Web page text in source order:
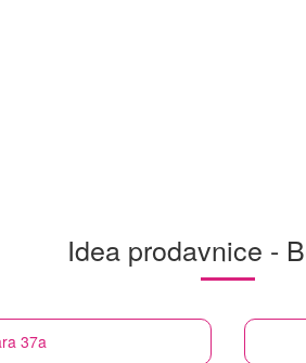
Idea prodavnice -
37a